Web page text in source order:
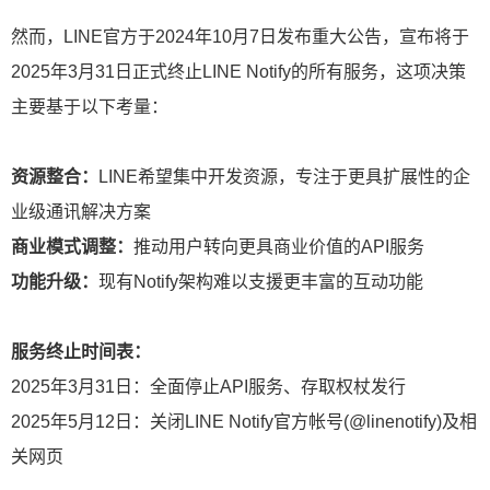
然而，LINE官方于2024年10月7日发布重大公告，宣布将于
2025年3月31日正式终止LINE Notify的所有服务，这项决策
主要基于以下考量：
资源整合：
LINE希望集中开发资源，专注于更具扩展性的企
业级通讯解决方案
商业模式调整： 推动用户转向更具商业价值的API服务
功能升级： 现有Notify架构难以支援更丰富的互动功能
服务终止时间表：
2025年3月31日：全面停止API服务、存取权杖发行
2025年5月12日：关闭LINE Notify官方帐号(@linenotify)及相
关网页